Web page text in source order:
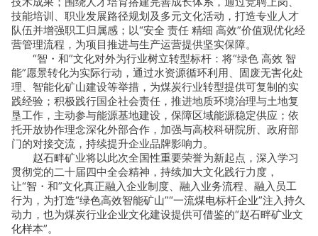
技能培训、职业发展路径规划及多元文化活动，打造专业人才
队伍并增强职工归属感；以“安全 责任 精细 高效”价值观优化经
营管理流程，为项目推进与生产运营提供坚实保障。
“智・和”文化对外为行业树立转型标杆：将“绿色 高效 智
能”愿景转化为实际行动，通过水资源循环利用、固废无害化处
理、智能化矿山建设等举措，为煤炭行业转型提供可复制的实
践经验；积极践行国企社会责任，推进地质环境治理与土地复
垦工作，主动参与能源基地建设，保障区域能源稳定供应；依
托开放协作理念深化外部合作，加强与高校科研院所、政府部
门的对接交流，持续提升企业品牌影响力。
赵石畔矿业将以此次全国性重要荣誉为新起点，深入学习
贯彻党的二十届四中全会精神，持续加大文化践行力度，
让“智・和”文化真正融入企业制度、融入业务流程、融入员工
行为，为打造“绿色高效智能矿山”“一流煤电标杆企业”注入持久
动力，也为煤炭行业企业文化建设提供可借鉴的“赵石畔矿业文
化样本”。